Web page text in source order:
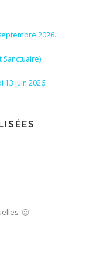
2026…
Sanctuaire)
13 juin 2026
🙂